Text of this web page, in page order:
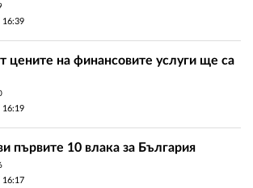
16:39
цените на финансовите услуги ще са
16:19
първите 10 влака за България
16:17